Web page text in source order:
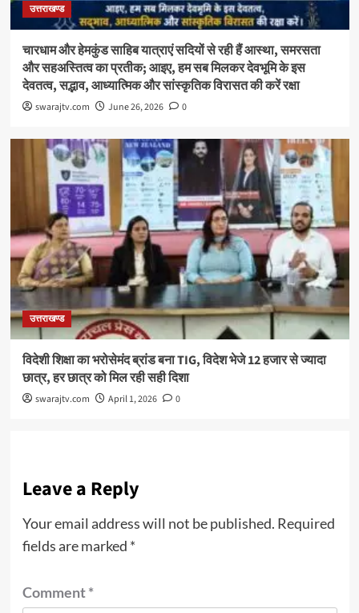
उत्तराखण्ड
चारधाम और हेमकुंड साहिब यात्राएं सदियों से रही हैं आस्था, समरसता
और सहअस्तित्व का प्रतीक; आइए, हम सब मिलकर देवभूमि के इस
देवतत्व, सद्भाव, आध्यात्मिक और सांस्कृतिक विरासत की करें रक्षा
swarajtv.com June 26, 2026 0
उत्तराखण्ड
विदेशी शिक्षा का भरोसेमंद ब्रांड बना TIG, विदेश भेजे 12 हजार से ज्यादा
छात्र, हर छात्र को मिल रही सही दिशा
swarajtv.com April 1, 2026 0
Leave a Reply
Your email address will not be published. Required
fields are marked *
Comment*